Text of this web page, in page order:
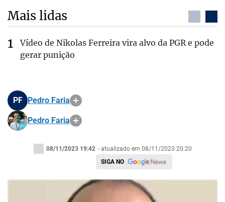
Mais lidas
Vídeo de Nikolas Ferreira vira alvo da PGR e pode
gerar punição
PF Pedro Faria
Pedro Faria
08/11/2023 19:42 - atualizado em 08/11/2023 20:20
SIGA NO